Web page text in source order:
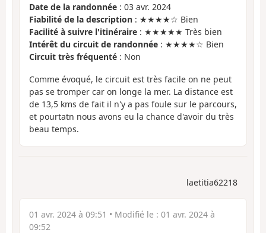
Date de la randonnée : 03 avr. 2024
Fiabilité de la description : ★★★★☆ Bien
Facilité à suivre l'itinéraire : ★★★★★ Très bien
Intérêt du circuit de randonnée : ★★★★☆ Bien
Circuit très fréquenté : Non
Comme évoqué, le circuit est très facile on ne peut
pas se tromper car on longe la mer. La distance est
de 13,5 kms de fait il n'y a pas foule sur le parcours,
et pourtatn nous avons eu la chance d'avoir du très
beau temps.
laetitia62218
01 avr. 2024 à 09:51 • Modifié le : 01 avr. 2024 à
09:52